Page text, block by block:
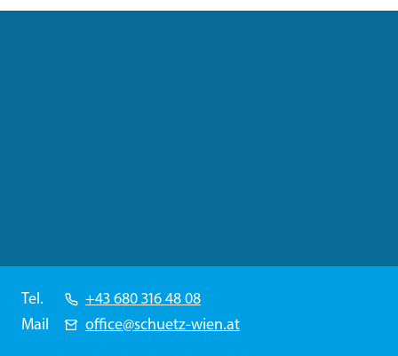
Tel.
+43 680 316 48 08
Mail
office@schuetz-wien.at